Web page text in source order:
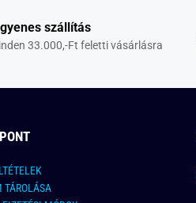
szállítás
33.000,-Ft feletti vásárlásra
TÁROLÁSA